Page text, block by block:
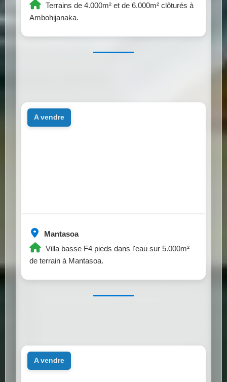
Terrains de 4.000m² et de 6.000m² clôturés à
Ambohijanaka.
Mantasoa
Villa basse F4 pieds dans l'eau sur 5.000m²
de terrain à Mantasoa.
a vendre
a vendre